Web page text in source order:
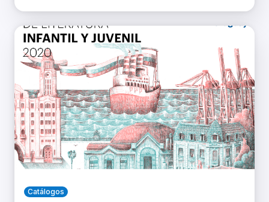
Catálogos